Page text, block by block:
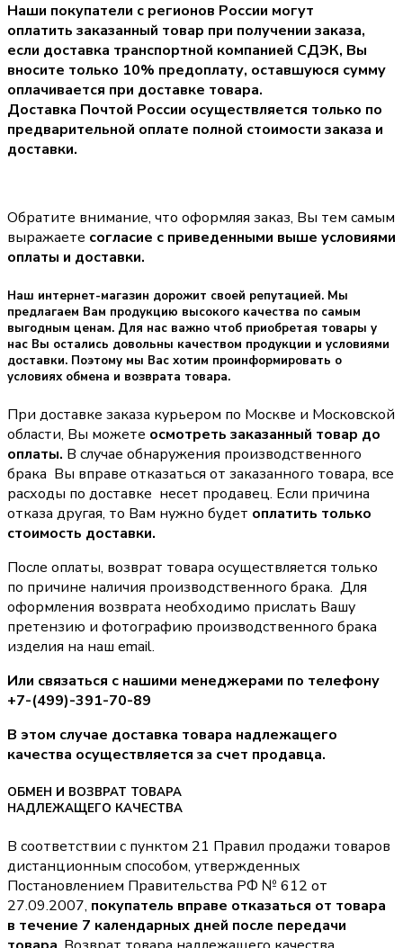
Наши покупатели с регионов России могут
оплатить заказанный товар при получении заказа,
если доставка транспортной компанией СДЭК, Вы
вносите только 10% предоплату, оставшуюся сумму
оплачивается при доставке товара.
Доставка Почтой России осуществляется только по
предварительной оплате полной стоимости заказа и
доставки.
Обратите внимание, что оформляя заказ, Вы тем самым
выражаете согласие с приведенными выше условиями
оплаты и доставки.
Наш интернет-магазин дорожит своей репутацией. Мы
предлагаем Вам продукцию высокого качества по самым
выгодным ценам. Для нас важно чтоб приобретая товары у
нас Вы остались довольны качеством продукции и условиями
доставки. Поэтому мы Вас хотим проинформировать о
условиях обмена и возврата товара.
При доставке заказа курьером по Москве и Московской
области, Вы можете осмотреть заказанный товар до
оплаты. В случае обнаружения производственного
брака Вы вправе отказаться от заказанного товара, все
расходы по доставке несет продавец. Если причина
отказа другая, то Вам нужно будет оплатить только
стоимость доставки.
После оплаты, возврат товара осуществляется только
по причине наличия производственного брака. Для
оформления возврата необходимо прислать Вашу
претензию и фотографию производственного брака
изделия на наш email.
Или связаться с нашими менеджерами по телефону
+7-(499)-391-70-89
В этом случае доставка товара надлежащего
качества осуществляется за счет продавца.
ОБМЕН И ВОЗВРАТ ТОВАРА
НАДЛЕЖАЩЕГО КАЧЕСТВА
В соответствии с пунктом 21 Правил продажи товаров
дистанционным способом, утвержденных
Постановлением Правительства РФ № 612 от
27.09.2007, покупатель вправе отказаться от товара
в течение 7 календарных дней после передачи